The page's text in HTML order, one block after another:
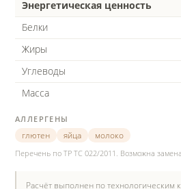
Энергетическая ценность
Белки
Жиры
Углеводы
Масса
АЛЛЕРГЕНЫ
глютен
яйца
молоко
Перечень по ТР ТС 022/2011. Возможна
Расчёт выполнен по технологическим